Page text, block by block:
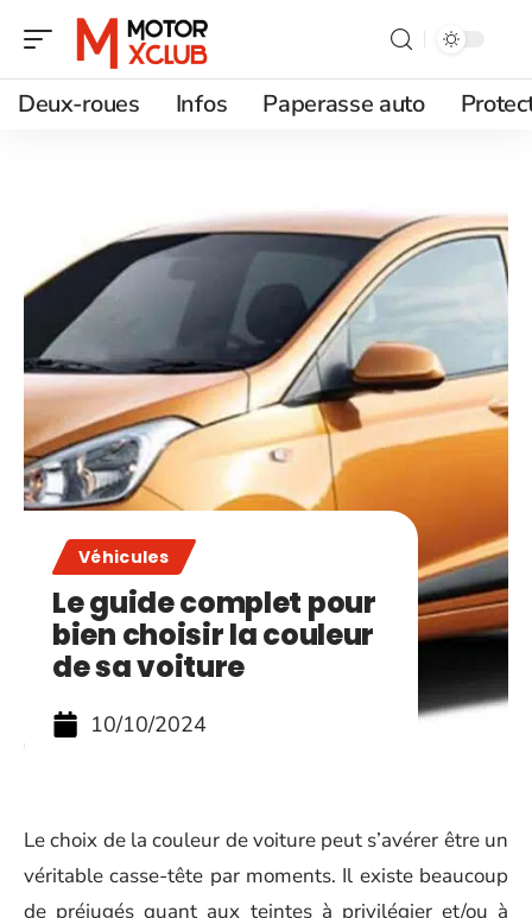
Deux-roues Infos Paperasse auto
Véhicules
Le guide complet pour
bien choisir la couleur
de sa voiture
10/10/2024
Le choix de la couleur de voiture peut s’avérer être un
véritable casse-tête par moments. Il existe beaucoup
de préjugés quant aux teintes à privilégier et/ou à